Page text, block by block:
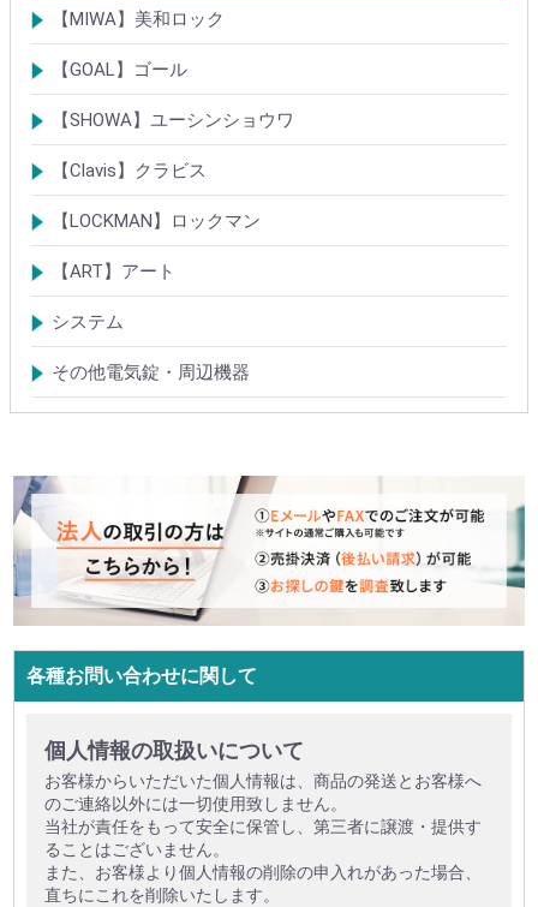
【MIWA】美和ロック
電気錠・電気ストライク
通電金具
制御器・操作器
電材・その他
BANシリーズ
非接触キー・IDカード
Raccessシリーズ
ノンタッチシリーズ
iELシリーズ
FKL・FeliCa・MIFARE
キースイッチ
補修品・代替品
【GOAL】ゴール
電気錠
通電金具
電気錠システム製品
キースイッチ
【SHOWA】ユーシンショウワ
電気錠・電気ストライク
電気錠システム製品
キースイッチ
【Clavis】クラビス
電気錠
電気錠システム製品
Tebra(ハンズフリー)
キースイッチ
【LOCKMAN】ロックマン
電磁式電気錠
電磁錠取付ブラケット
電気錠システム製品
【ART】アート
電気錠システム
入退管理システム
システム
テンキーシステム
静脈認証システム
ICカード認証システム
その他電気錠・周辺機器
各種お問い合わせに関して
個人情報の取扱いについて
お客様からいただいた個人情報は、商品の発送とお客様へ
のご連絡以外には一切使用致しません。
当社が責任をもって安全に保管し、第三者に譲渡・提供す
ることはございません。
また、お客様より個人情報の削除の申入れがあった場合、
直ちにこれを削除いたします。